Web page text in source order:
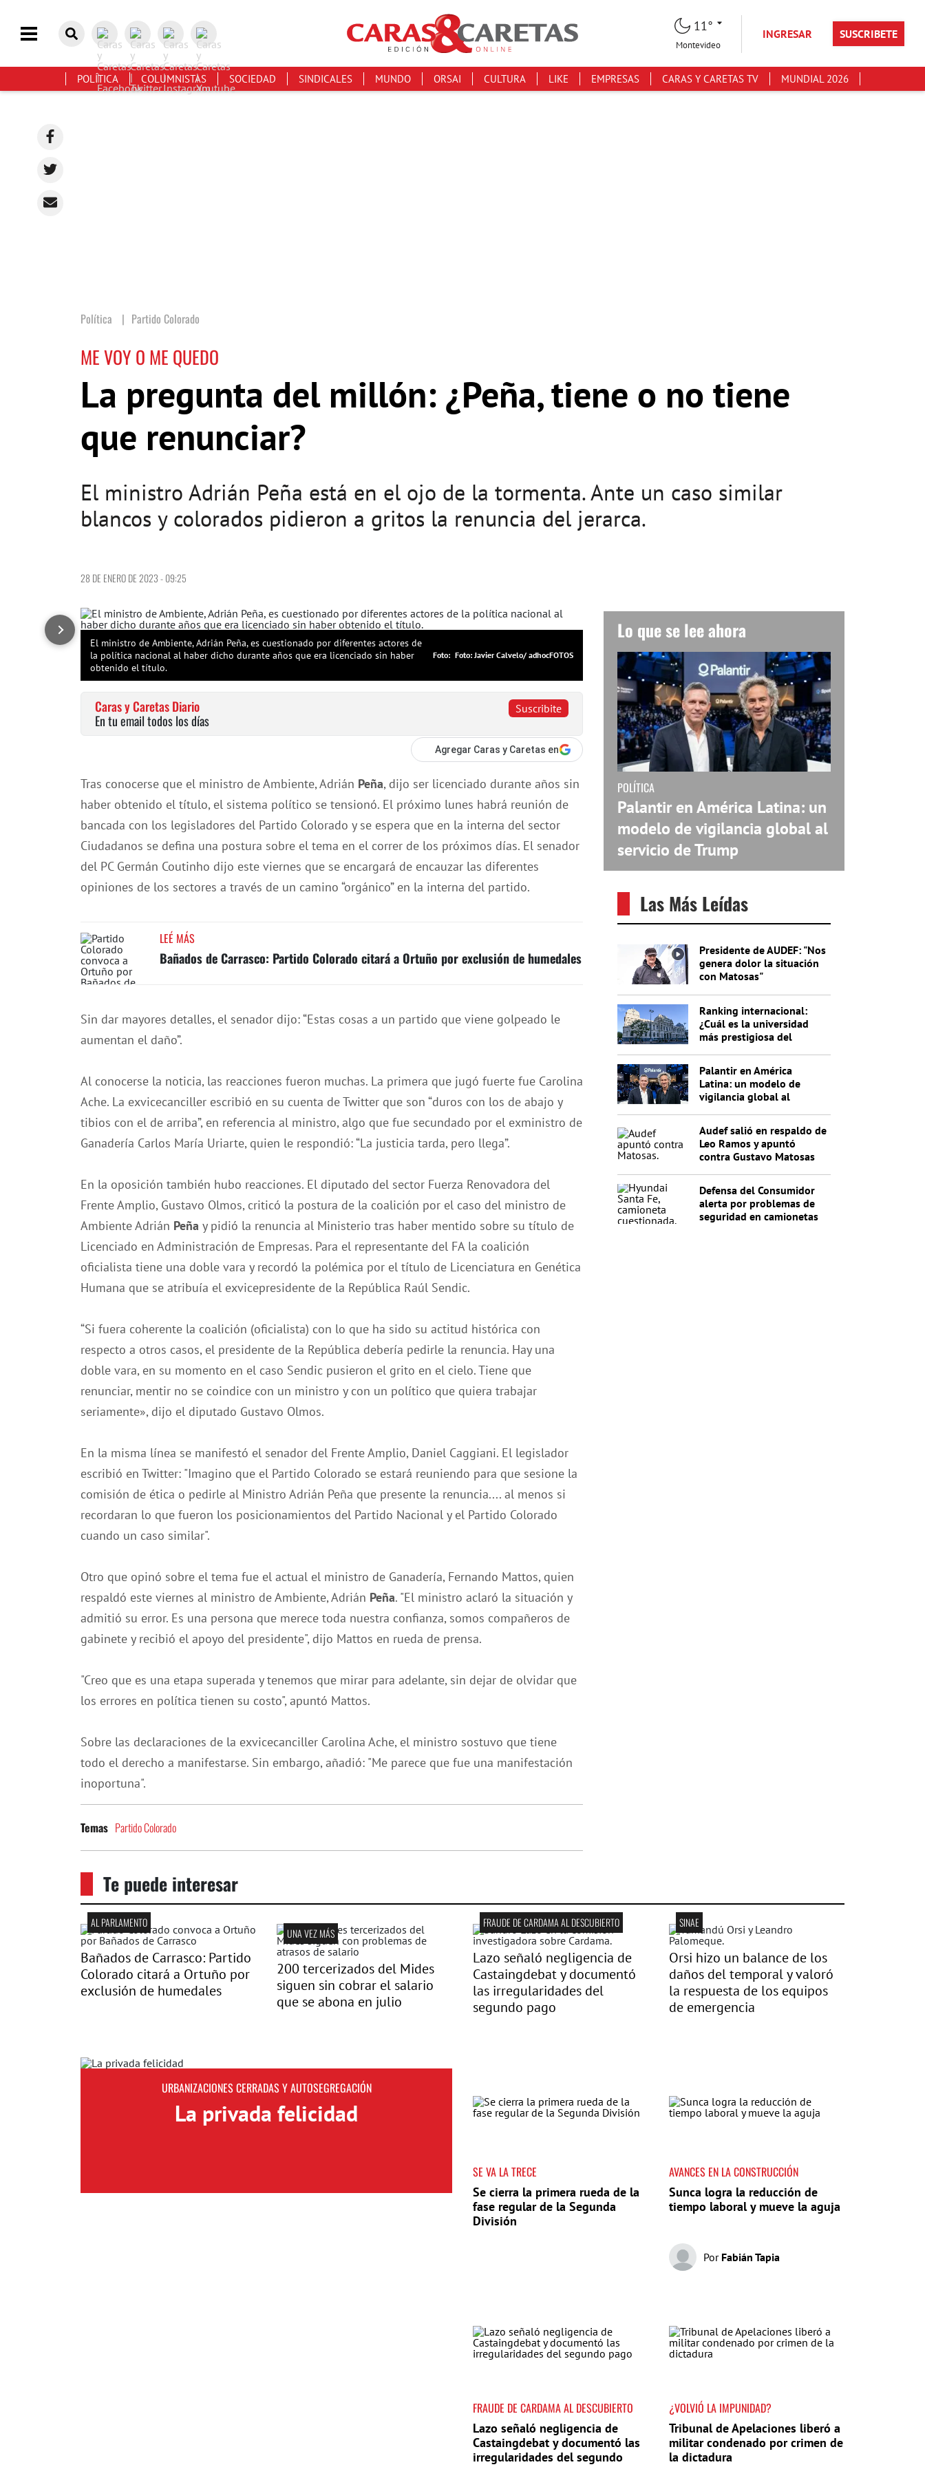
11°
Montevideo
INGRESAR SUSCRIBETE
POLÍTICA COLUMNISTAS SOCIEDAD SINDICALES MUNDO ORSAI CULTURA LIKE EMPRESAS CARAS Y CARETAS TV MUNDIAL 2026
Política Partido Colorado
ME VOY O ME QUEDO
La pregunta del millón: ¿Peña, tiene o no tiene
que renunciar?
El ministro Adrián Peña está en el ojo de la tormenta. Ante un caso similar
blancos y colorados pidieron a gritos la renuncia del jerarca.
28 DE ENERO DE 2023 - 09:25
El ministro de Ambiente, Adrián Peña, es cuestionado por diferentes actores de
la política nacional al haber dicho durante años que era licenciado sin haber
obtenido el título.
Foto: Javier Calvelo/ adhocFOTOS
Suscribite
Caras y Caretas Diario
En tu email todos los días
Agregar Caras y Caretas en
Tras conocerse que el ministro de Ambiente, Adrián Peña, dijo ser licenciado durante años sin
haber obtenido el título, el sistema político se tensionó. El próximo lunes habrá reunión de
bancada con los legisladores del Partido Colorado y se espera que en la interna del sector
Ciudadanos se defina una postura sobre el tema en el correr de los próximos días. El senador
del PC Germán Coutinho dijo este viernes que se encargará de encauzar las diferentes
opiniones de los sectores a través de un camino “orgánico” en la interna del partido.
LEÉ MÁS
Bañados de Carrasco: Partido Colorado citará a Ortuño por exclusión de humedales
Sin dar mayores detalles, el senador dijo: “Estas cosas a un partido que viene golpeado le
aumentan el daño”.
Al conocerse la noticia, las reacciones fueron muchas. La primera que jugó fuerte fue Carolina
Ache. La exvicecanciller escribió en su cuenta de Twitter que son “duros con los de abajo y
tibios con el de arriba”, en referencia al ministro, algo que fue secundado por el exministro de
Ganadería Carlos María Uriarte, quien le respondió: “La justicia tarda, pero llega”.
En la oposición también hubo reacciones. El diputado del sector Fuerza Renovadora del
Frente Amplio, Gustavo Olmos, criticó la postura de la coalición por el caso del ministro de
Ambiente Adrián Peña y pidió la renuncia al Ministerio tras haber mentido sobre su título de
Licenciado en Administración de Empresas. Para el representante del FA la coalición
oficialista tiene una doble vara y recordó la polémica por el título de Licenciatura en Genética
Humana que se atribuía el exvicepresidente de la República Raúl Sendic.
“Si fuera coherente la coalición (oficialista) con lo que ha sido su actitud histórica con
respecto a otros casos, el presidente de la República debería pedirle la renuncia. Hay una
doble vara, en su momento en el caso Sendic pusieron el grito en el cielo. Tiene que
renunciar, mentir no se coindice con un ministro y con un político que quiera trabajar
seriamente», dijo el diputado Gustavo Olmos.
En la misma línea se manifestó el senador del Frente Amplio, Daniel Caggiani. El legislador
escribió en Twitter: "Imagino que el Partido Colorado se estará reuniendo para que sesione la
comisión de ética o pedirle al Ministro Adrián Peña que presente la renuncia.... al menos si
recordaran lo que fueron los posicionamientos del Partido Nacional y el Partido Colorado
cuando un caso similar".
Otro que opinó sobre el tema fue el actual el ministro de Ganadería, Fernando Mattos, quien
respaldó este viernes al ministro de Ambiente, Adrián Peña. "El ministro aclaró la situación y
admitió su error. Es una persona que merece toda nuestra confianza, somos compañeros de
gabinete y recibió el apoyo del presidente", dijo Mattos en rueda de prensa.
"Creo que es una etapa superada y tenemos que mirar para adelante, sin dejar de olvidar que
los errores en política tienen su costo", apuntó Mattos.
Sobre las declaraciones de la exvicecanciller Carolina Ache, el ministro sostuvo que tiene
todo el derecho a manifestarse. Sin embargo, añadió: "Me parece que fue una manifestación
inoportuna".
Temas Partido Colorado
Lo que se lee ahora
POLÍTICA
Palantir en América Latina: un
modelo de vigilancia global al
servicio de Trump
Las Más Leídas
Presidente de AUDEF: "Nos
genera dolor la situación
con Matosas"
Ranking internacional:
¿Cuál es la universidad
más prestigiosa del
Palantir en América
Latina: un modelo de
vigilancia global al
Audef salió en respaldo de
Leo Ramos y apuntó
contra Gustavo Matosas
Defensa del Consumidor
alerta por problemas de
seguridad en camionetas
Te puede interesar
AL PARLAMENTO
Bañados de Carrasco: Partido
Colorado citará a Ortuño por
exclusión de humedales
UNA VEZ MÁS
200 tercerizados del Mides
siguen sin cobrar el salario
que se abona en julio
FRAUDE DE CARDAMA AL DESCUBIERTO
Lazo señaló negligencia de
Castaingdebat y documentó
las irregularidades del
segundo pago
SINAE
Orsi hizo un balance de los
daños del temporal y valoró
la respuesta de los equipos
de emergencia
URBANIZACIONES CERRADAS Y AUTOSEGREGACIÓN
La privada felicidad
SE VA LA TRECE
Se cierra la primera rueda de la
fase regular de la Segunda
División
AVANCES EN LA CONSTRUCCIÓN
Sunca logra la reducción de
tiempo laboral y mueve la aguja
Por Fabián Tapia
FRAUDE DE CARDAMA AL DESCUBIERTO
Lazo señaló negligencia de
Castaingdebat y documentó las
irregularidades del segundo
¿VOLVIÓ LA IMPUNIDAD?
Tribunal de Apelaciones liberó a
militar condenado por crimen de
la dictadura